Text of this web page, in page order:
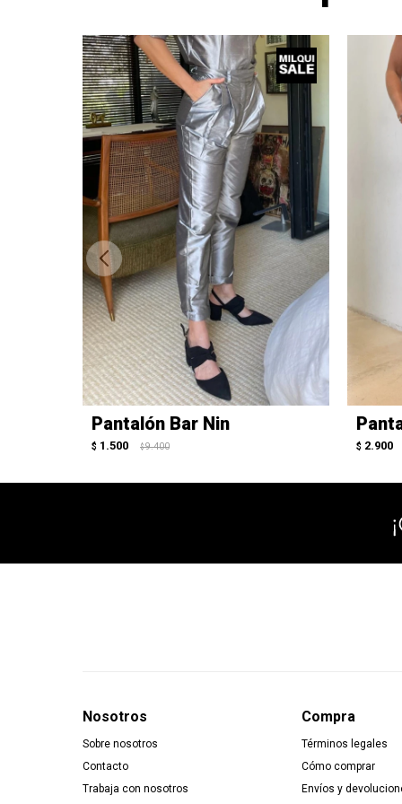
Pantalón Bar Nin
$ 1.500 $ 9.400 $ 2.900
Nosotros
Sobre nosotros
Contacto
Trabaja con nosotros
Compra
Términos legales
Cómo comprar
Envíos y